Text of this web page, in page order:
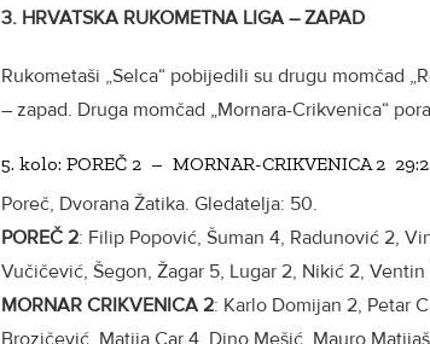
3. HRVATSKA RUKOMETNA LIGA – ZAPAD
Rukometaši „Selca“ pobijedili su drugu momčad
– zapad. Druga momčad „Mornara-Crikvenica“
5. kolo: POREČ 2 – MORNAR-CRIKVENICA 2
Poreč, Dvorana Žatika. Gledatelja: 50.
POREČ 2: Filip Popović, Šuman 4, Radunović 2,
Vučičević, Šegon, Žagar 5, Lugar 2, Nikić 2,
MORNAR CRIKVENICA 2: Karlo Domijan 2, Petar